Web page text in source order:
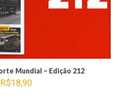
Mundial – Edição 212
R$18,90